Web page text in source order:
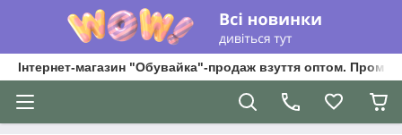
Інтернет-магазин "Обувайка"-продаж взуття оптом.